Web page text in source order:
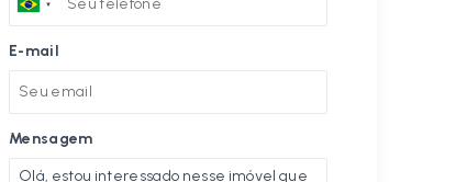
E-mail
Mensagem